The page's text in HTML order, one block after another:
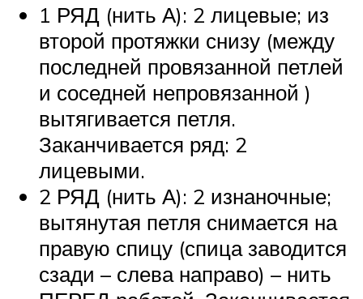
1 РЯД (нить А): 2 лицевые; из
второй протяжки снизу (между
последней провязанной петлей
и соседней непровязанной )
вытягивается петля.
Заканчивается ряд: 2
лицевыми.
2 РЯД (нить А): 2 изнаночные;
вытянутая петля снимается на
правую спицу (спица заводится
сзади – слева направо) – нить